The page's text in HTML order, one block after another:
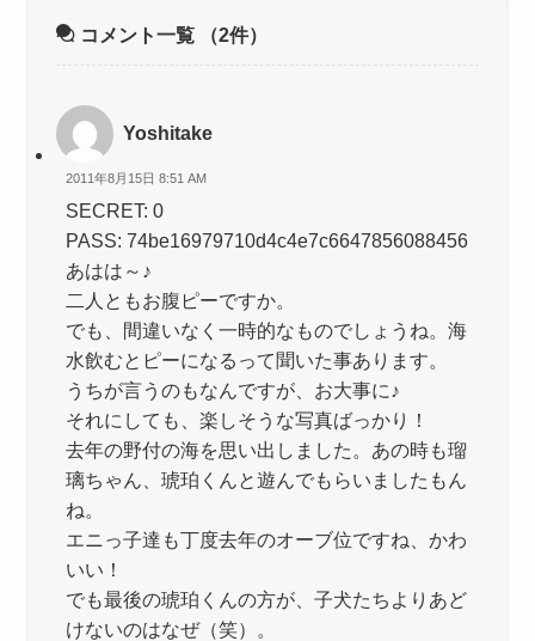
コメント一覧 （2件）
Yoshitake
2011年8月15日 8:51 AM
SECRET: 0
PASS: 74be16979710d4c4e7c6647856088456
あはは～♪
二人ともお腹ピーですか。
でも、間違いなく一時的なものでしょうね。海
水飲むとピーになるって聞いた事あります。
うちが言うのもなんですが、お大事に♪
それにしても、楽しそうな写真ばっかり！
去年の野付の海を思い出しました。あの時も瑠
璃ちゃん、琥珀くんと遊んでもらいましたもん
ね。
エニっ子達も丁度去年のオーブ位ですね、かわ
いい！
でも最後の琥珀くんの方が、子犬たちよりあど
けないのはなぜ（笑）。